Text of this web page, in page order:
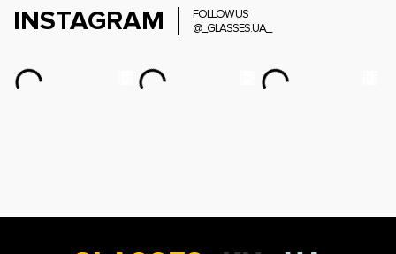
INSTAGRAM
FOLLOW US
@_GLASSES.UA_